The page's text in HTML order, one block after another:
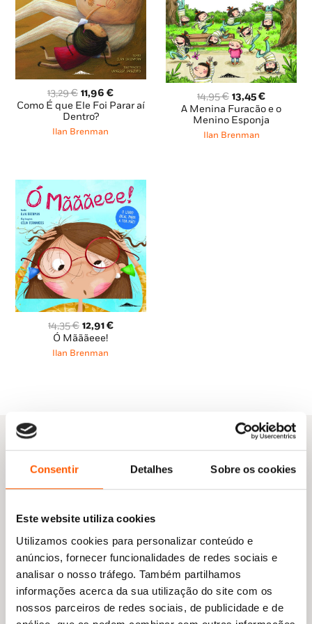
Consentir Detalhes Sobre os cookies
Este website utiliza cookies
Utilizamos cookies para personalizar conteúdo e
anúncios, fornecer funcionalidades de redes sociais e
analisar o nosso tráfego. Também partilhamos
informações acerca da sua utilização do site com os
nossos parceiros de redes sociais, de publicidade e de
13,29€ O
preço
original
era:
11,96€O
preço
Como É que Ele Foi Parar aí
Dentro?
Ilan Brenman
14,95€ O
preço
original
era:
13,45€O
preço
atual
A Menina Furacão e o
Menino Esponja
Ilan Brenman
14,35€ O
preço
original
12,91€O
Ó Mãããeee!
Ilan Brenman
Outras sugestões